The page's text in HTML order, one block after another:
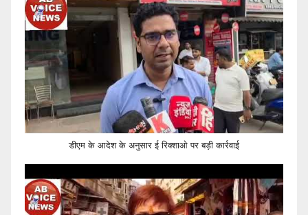
डीएम के आदेश के अनुसार ई रिक्शाओ पर बड़ी कार्रवाई